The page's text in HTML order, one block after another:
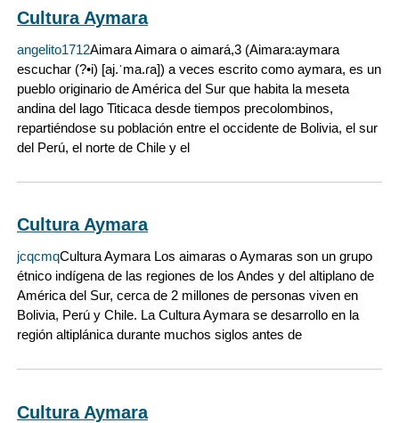
Cultura Aymara
angelito1712Aimara Aimara o aimará,3 (Aimara:aymara
escuchar (?•i) [aj.ˈma.ɾa]) a veces escrito como aymara, es un
pueblo originario de América del Sur que habita la meseta
andina del lago Titicaca desde tiempos precolombinos,
repartiéndose su población entre el occidente de Bolivia, el sur
del Perú, el norte de Chile y el
Cultura Aymara
jcqcmqCultura Aymara Los aimaras o Aymaras son un grupo
étnico indígena de las regiones de los Andes y del altiplano de
América del Sur, cerca de 2 millones de personas viven en
Bolivia, Perú y Chile. La Cultura Aymara se desarrollo en la
región altiplánica durante muchos siglos antes de
Cultura Aymara